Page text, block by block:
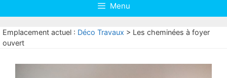
Menu
Emplacement actuel : Déco Travaux > Les cheminées à foyer
ouvert